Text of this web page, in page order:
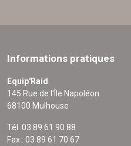
Informations pratiques
Equip'Raid
145 Rue de l'Île Napoléon
68100 Mulhouse
Tél. 03 89 61 90 88
Fax : 03 89 61 70 67